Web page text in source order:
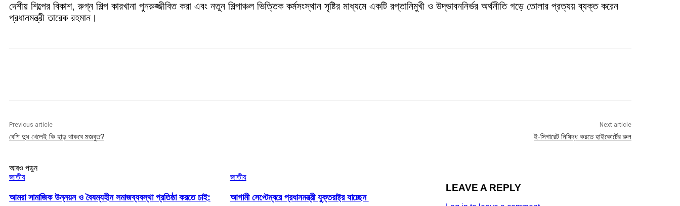
দেশীয় শিল্পের বিকাশ, রুগ্ন শিল্প কারখানা পুনরুজ্জীবিত করা এবং নতুন শিল্পাঞ্চল ভিত্তিক কর্মসংস্থান সৃষ্টির মাধ্যমে একটি রপ্তানিমুখী ও উদ্ভাবননির্ভর অর্থনীতি গড়ে তোলার প্রত্যয় ব্যক্ত করেন
প্রধানমন্ত্রী তারেক রহমান।
Previous article
বেশি দুধ খেলেই কি হাড় থাকবে মজবুত?
Next article
ই-সিগারেট নিষিদ্ধ করতে হাইকোর্টের রুল
আরও পড়ুন
জাতীয়
আমরা সামাজিক উন্নয়ন ও বৈষম্যহীন সমাজব্যবস্থা প্রতিষ্ঠা করতে চাই:
জাতীয়
আগামী সেপ্টেম্বরে প্রধানমন্ত্রী যুক্তরাষ্ট্র যাচ্ছেন
LEAVE A REPLY